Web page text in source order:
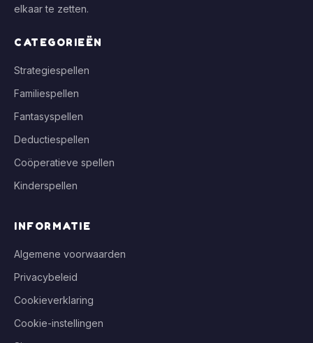
elkaar te zetten.
CATEGORIEËN
Strategiespellen
Familiespellen
Fantasyspellen
Deductiespellen
Coöperatieve spellen
Kinderspellen
INFORMATIE
Algemene voorwaarden
Privacybeleid
Cookieverklaring
Cookie-instellingen